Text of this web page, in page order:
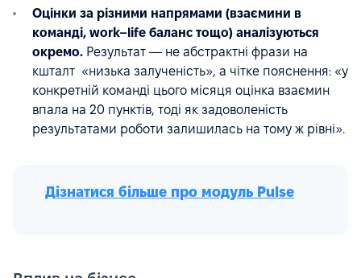
Оцінки за різними напрямами (взаємини в
команді, work–life баланс тощо) аналізуються
окремо. Результат — не абстрактні фрази на
кшталт «низька залученість», а чітке пояснення: «у
конкретній команді цього місяця оцінка взаємин
впала на 20 пунктів, тоді як задоволеність
результатами роботи залишилась на тому ж рівні».
Дізнатися більше про модуль Pulse